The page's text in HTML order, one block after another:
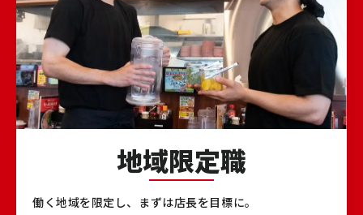
地域限定職
働く地域を限定し、まずは店長を目標に。